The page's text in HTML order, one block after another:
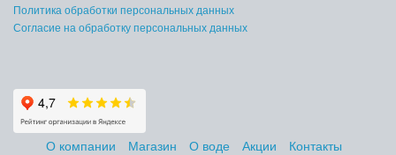
Политика обработки персональных данных
Согласие на обработку персональных данных
О компании Магазин О воде Акции Контакты